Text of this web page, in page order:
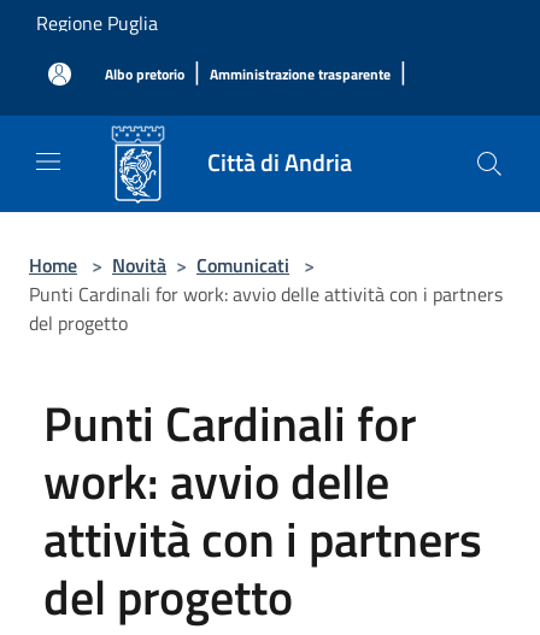
Salta al contenuto principale
Regione Puglia
Albo pretorio | Amministrazione trasparente |
Città di Andria
Home > Novità > Comunicati >
Punti Cardinali for work: avvio delle attività con i partners
del progetto
Punti Cardinali for
work: avvio delle
attività con i partners
del progetto